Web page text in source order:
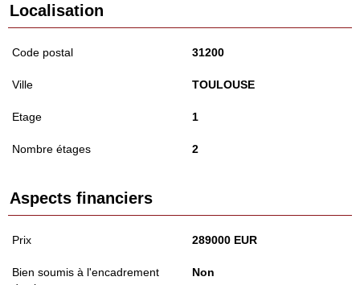
Localisation
Code postal 31200
Ville TOULOUSE
Etage 1
Nombre étages 2
Aspects financiers
Prix 289000 EUR
Bien soumis à l'encadrement
Non